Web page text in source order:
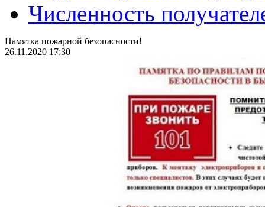
Численность
Памятка пожарной безопасности!
26.11.2020 17:30